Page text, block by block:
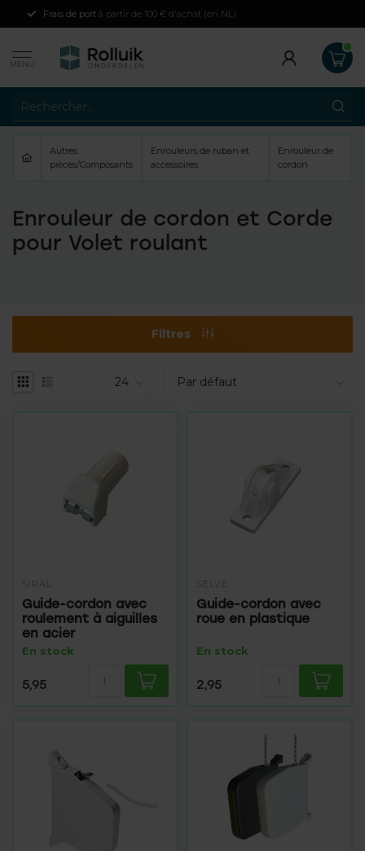
Frais de port à partir de 100 € d'achat (en NL)
MENU
Autres
pièces/Composants
Enrouleurs de ruban et
accessoires
Enrouleur de
cordon
Enrouleur de cordon et Corde
pour Volet roulant
Filtres
SIRAL
Guide-cordon avec
roulement à aiguilles
en acier
En stock
5,95
SELVE
Guide-cordon avec
roue en plastique
En stock
2,95